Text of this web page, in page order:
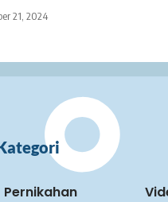
21, 2024
Pernikahan